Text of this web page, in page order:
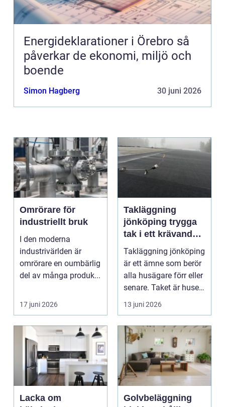
Energideklarationer i Örebro så
påverkar de ekonomi, miljö och
boende
Simon Hagberg 30 juni 2026
Omrörare för
industriellt bruk
I den moderna
industrivärlden är
omrörare en oumbärlig
del av många produk...
17 juni 2026
Takläggning
jönköping trygga
tak i ett krävande
småländskt klimat
Takläggning jönköping
är ett ämne som berör
alla husägare förr eller
senare. Taket är husets
viktiga...
13 juni 2026
Lacka om
Golvbeläggning